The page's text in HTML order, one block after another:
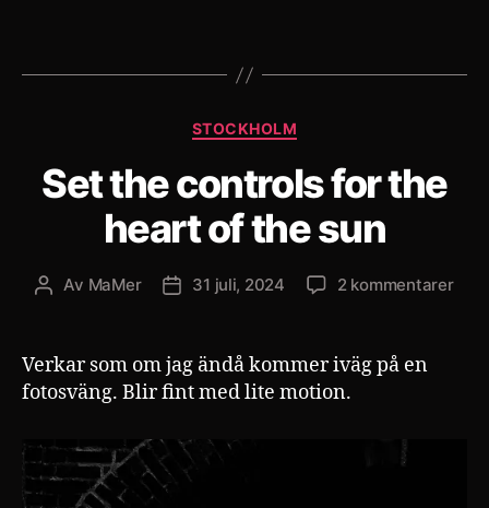
Kategorier
STOCKHOLM
Set the controls for the
heart of the sun
Inläggsförfattare
Av MaMer Inläggsdatum
31 juli, 2024 2 kommentarertill
Verkar som om jag ändå kommer iväg på en
fotosväng. Blir fint med lite motion.